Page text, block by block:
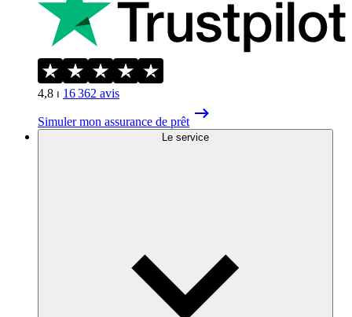
4,8 ⏐ 16 362 avis
Simuler mon assurance de prêt
Le service